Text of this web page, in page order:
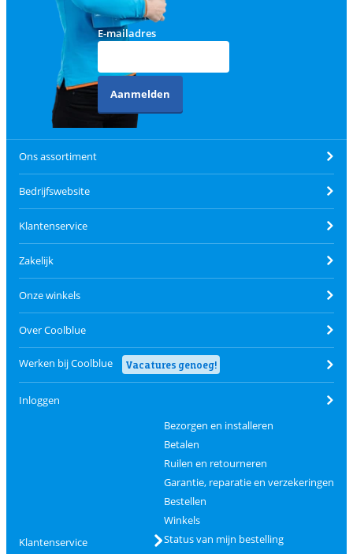
E-mailadres
Aanmelden
Ons assortiment
Bedrijfswebsite
Klantenservice
Zakelijk
Onze winkels
Over Coolblue
Werken bij Coolblue Vacatures genoeg!
Inloggen
Klantenservice
Bezorgen en installeren
Betalen
Ruilen en retourneren
Garantie, reparatie en verzekeringen
Bestellen
Winkels
Status van mijn bestelling